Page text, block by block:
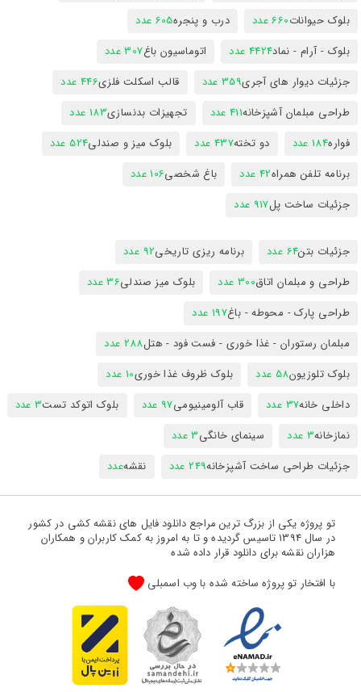
بلوک حیوانات660 عدد درب و پنجره605 عدد
بلوک - آرام - نماد4424 عدد اتوماسیون باغ307 عدد
جزئیات دیوار های آجری359 عدد قالب اسکلت فلزی446 عدد
طراحی مبلمان آشپزخانه411 عدد تجهیزات بدنسازی183 عدد
فواره184 عدد دو تخته437 عدد بلوک میز و صندلی524 عدد
برنامه تلفن همراه42 عدد باغ شخصی106 عدد
جزئیات ساخت پل917 عدد
جزئیات بتن64 عدد برنامه ریزی تاریخی92 عدد
طراحی و مبلمان اتاق300 عدد بلوک میز صندلی36 عدد
طراحی پارک - محوطه - باغ197 عدد
مبلمان رستوران - غذا خوری - فست فود - هتل288 عدد
بلوک تلوزیون58 عدد بلوک ظروف غذا خوری10 عدد
داخلی خانه37 عدد قاب آلومینیومی97 عدد بلوک اتوکد تست3 عدد
نمازخانه3 عدد سینمای خانگی3 عدد
جزئیات طراحی ساخت آشپزخانه249 عدد نقشهعدد
تو پروژه یکی از بزرگ ترین مراجع دانلود فایل های نقشه کشی در کشور
در سال 1394 تاسیس گردیده و تا به امروز به کمک کاربران و همکاران
هزاران نقشه برای دانلود قرار داده شده
با افتخار تو پروژه ساخته شده با وب اسمبلی